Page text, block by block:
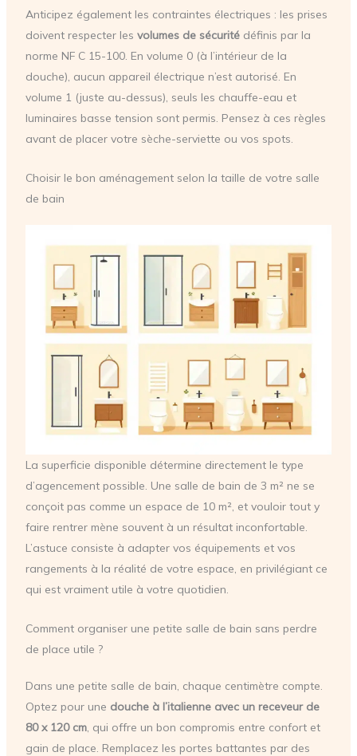
Anticipez également les contraintes électriques : les prises
doivent respecter les volumes de sécuritédéfinis par la
norme NF C 15-100. En volume 0 (à l’intérieur de la
douche), aucun appareil électrique n’est autorisé. En
volume 1 (juste au-dessus), seuls les chauffe-eau et
luminaires basse tension sont permis. Pensez à ces règles
avant de placer votre sèche-serviette ou vos spots.
Choisir le bon aménagement selon la taille de votre salle
de bain
La superficie disponible détermine directement le type
d’agencement possible. Une salle de bain de 3 m² ne se
conçoit pas comme un espace de 10 m², et vouloir tout y
faire rentrer mène souvent à un résultat inconfortable.
L’astuce consiste à adapter vos équipements et vos
rangements à la réalité de votre espace, en privilégiant ce
qui est vraiment utile à votre quotidien.
Comment organiser une petite salle de bain sans perdre
de place utile ?
Dans une petite salle de bain, chaque centimètre compte.
Optez pour une douche à l’italienne avec un receveur de
80 x 120 cm, qui offre un bon compromis entre confort et
gain de place. Remplacez les portes battantes par des